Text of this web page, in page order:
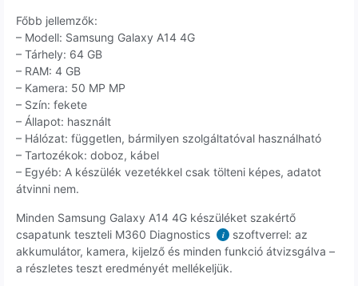
Főbb jellemzők:
– Modell: Samsung Galaxy A14 4G
– Tárhely: 64 GB
– RAM: 4 GB
– Kamera: 50 MP MP
– Szín: fekete
– Állapot: használt
– Hálózat: független, bármilyen szolgáltatóval használható
– Tartozékok: doboz, kábel
– Egyéb: A készülék vezetékkel csak tölteni képes, adatot
átvinni nem.
Minden Samsung Galaxy A14 4G készüléket szakértő
csapatunk teszteli M360 Diagnostics
i
szoftverrel: az
akkumulátor, kamera, kijelző és minden funkció átvizsgálva –
a részletes teszt eredményét mellékeljük.